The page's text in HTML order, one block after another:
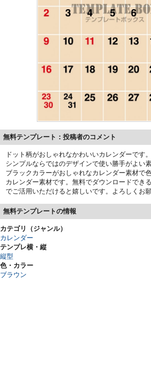
無料テンプレート：投稿者のコメント
ドット柄がおしゃれなかわいいカレンダーです。
シンプルならではのデザインで使い勝手がよい素
ブラックカラーがおしゃれなカレンダー素材で
カレンダー素材です。無料でダウンロードでき
でご活用いただけると嬉しいです。よろしくお
無料テンプレートの情報
カテゴリ（ジャンル）
カレンダー
テンプレ横・縦
縦型
色・カラー
ブラウン